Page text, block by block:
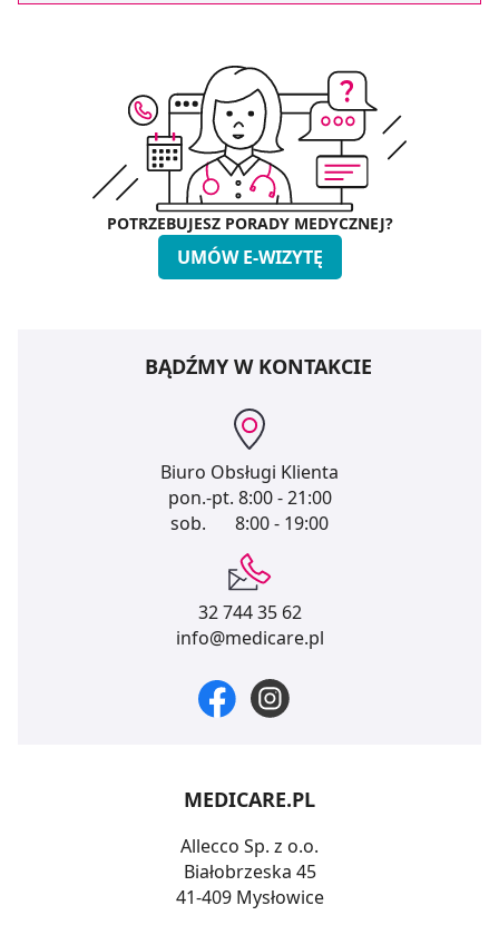
POTRZEBUJESZ PORADY MEDYCZNEJ?
UMÓW E-WIZYTĘ
BĄDŹMY W KONTAKCIE
Biuro Obsługi Klienta
pon.-pt. 8:00 - 21:00
sob.
8:00 - 19:00
32 744 35 62
info@medicare.pl
MEDICARE.PL
Allecco Sp. z o.o.
Białobrzeska 45
41-409 Mysłowice